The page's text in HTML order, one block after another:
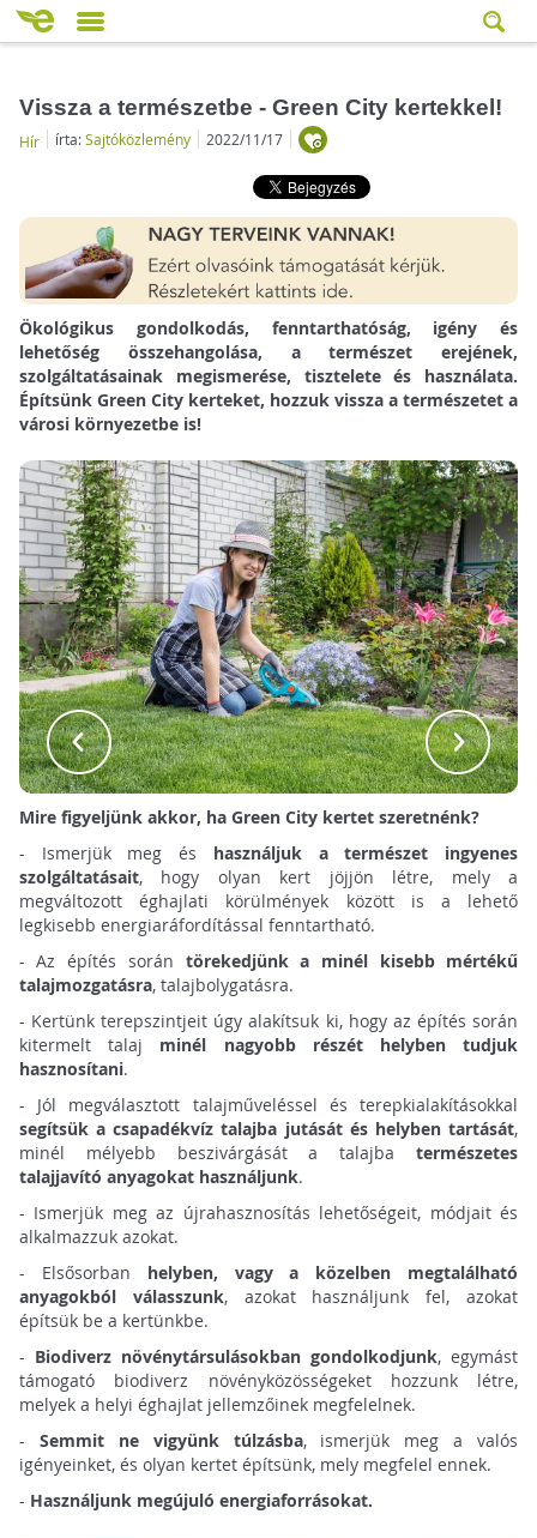
Vissza a természetbe - Green City kertekkel!
Hír írta:Sajtóközlemény 2022/11/17
Ökológikus gondolkodás, fenntarthatóság, igény és
lehetőség összehangolása, a természet erejének,
szolgáltatásainak megismerése, tisztelete és használata.
Építsünk Green City kerteket, hozzuk vissza a természetet a
városi környezetbe is!
Mire figyeljünk akkor, ha Green City kertet szeretnénk?
- Ismerjük meg és használjuk a természet ingyenes
szolgáltatásait, hogy olyan kert jöjjön létre, mely a
megváltozott éghajlati körülmények között is a lehető
legkisebb energiaráfordítással fenntartható.
- Az építés során törekedjünk a minél kisebb mértékű
talajmozgatásra, talajbolygatásra.
- Kertünk terepszintjeit úgy alakítsuk ki, hogy az építés során
kitermelt talaj minél nagyobb részét helyben tudjuk
hasznosítani.
- Jól megválasztott talajműveléssel és terepkialakításokkal
segítsük a csapadékvíz talajba jutását és helyben tartását,
minél mélyebb beszivárgását a talajbatermészetes
talajjavító anyagokat használjunk.
- Ismerjük meg az újrahasznosítás lehetőségeit, módjait és
alkalmazzuk azokat.
- Elsősorban helyben, vagy a közelben megtalálható
anyagokból válasszunk, azokat használjunk fel, azokat
építsük be a kertünkbe.
- Biodiverz növénytársulásokban gondolkodjunk, egymást
támogató biodiverz növényközösségeket hozzunk létre,
melyek a helyi éghajlat jellemzőinek megfelelnek.
- Semmit ne vigyünk túlzásba, ismerjük meg a valós
igényeinket, és olyan kertet építsünk, mely megfelel ennek.
- Használjunk megújuló energiaforrásokat.